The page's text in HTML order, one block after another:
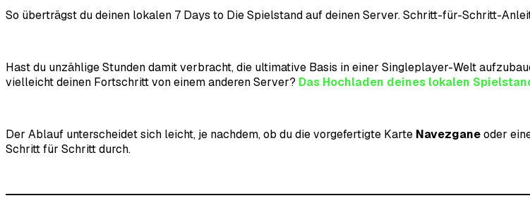
So überträgst du deinen lokalen 7 Days to Die Spielstand auf deinen Server. Schritt-für-Schritt-
Hast du unzählige Stunden damit verbracht, die ultimative Basis in einer Singleplayer-Welt
vielleicht deinen Fortschritt von einem anderen Server? Das Hochladen deines lokalen
Der Ablauf unterscheidet sich leicht, je nachdem, ob du die vorgefertigte Karte Navezganeoder
Schritt für Schritt durch.